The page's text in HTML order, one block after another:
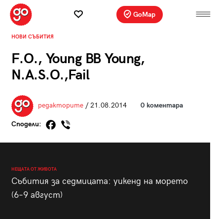
GoMap
НОВИ СЪБИТИЯ
F.O., Young BB Young,
N.A.S.O.,Fail
редакторите/ 21.08.2014 0 коментара
Сподели:
НЕЩАТА ОТ ЖИВОТА
Събития за седмицата: уикенд на морето
(6–9 август)